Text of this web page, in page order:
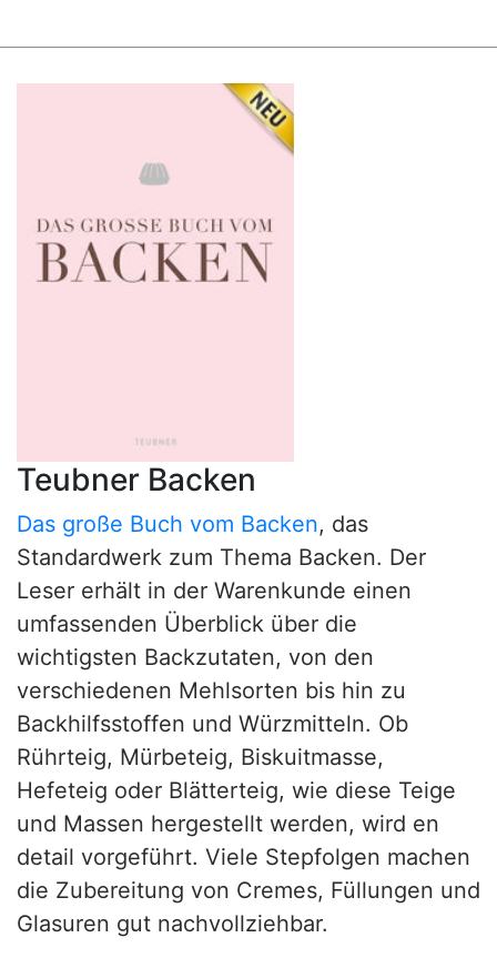
Teubner Backen
Das große Buch vom Backen, das
Standardwerk zum Thema Backen. Der
Leser erhält in der Warenkunde einen
umfassenden Überblick über die
wichtigsten Backzutaten, von den
verschiedenen Mehlsorten bis hin zu
Backhilfsstoffen und Würzmitteln. Ob
Rührteig, Mürbeteig, Biskuitmasse,
Hefeteig oder Blätterteig, wie diese Teige
und Massen hergestellt werden, wird en
detail vorgeführt. Viele Stepfolgen machen
die Zubereitung von Cremes, Füllungen und
Glasuren gut nachvollziehbar.